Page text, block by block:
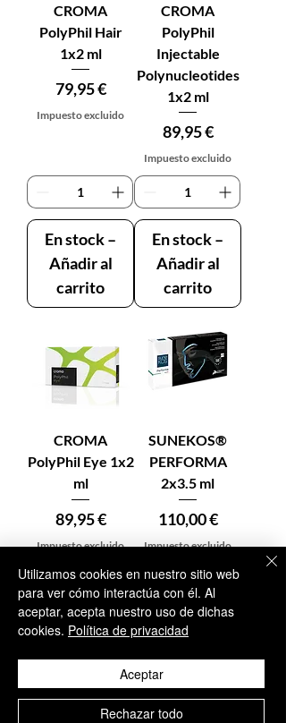
CROMA
PolyPhil Hair
1x2 ml
Precio
79,95 €
Impuesto excluido
En stock –
Añadir al
carrito
CROMA
PolyPhil
Injectable
Polynucleotides
1x2 ml
Precio
89,95 €
Impuesto excluido
En stock –
Añadir al
carrito
CROMA
PolyPhil Eye 1x2
ml
Precio
89,95 €
Impuesto excluido
En stock –
SUNEKOS®
PERFORMA
2x3.5 ml
Precio
110,00 €
Impuesto excluido
En stock –
Utilizamos cookies en nuestro sitio web
para ver cómo interactúa con él. Al
aceptar, acepta nuestro uso de dichas
cookies. Política de privacidad
Rechazar todo
Aceptar